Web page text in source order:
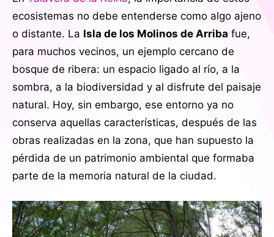
ecosistemas no debe entenderse como algo ajeno
o distante. La Isla de los Molinos de Arriba fue,
para muchos vecinos, un ejemplo cercano de
bosque de ribera: un espacio ligado al río, a la
sombra, a la biodiversidad y al disfrute del paisaje
natural. Hoy, sin embargo, ese entorno ya no
conserva aquellas características, después de las
obras realizadas en la zona, que han supuesto la
pérdida de un patrimonio ambiental que formaba
parte de la memoria natural de la ciudad.